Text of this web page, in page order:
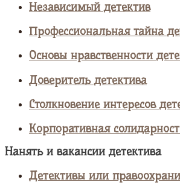
Независимый детектив
Профессиональная тайна
Основы нравственности
Доверитель детектива
Столкновение интересов
Корпоративная
Нанять и вакансии детектива
Детективы или